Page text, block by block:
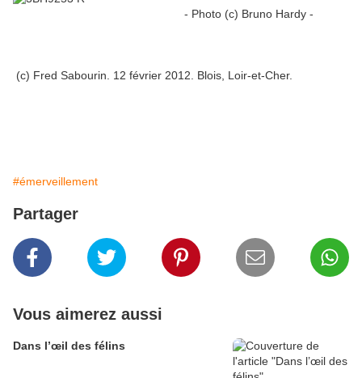
- Photo (c) Bruno Hardy -
(c) Fred Sabourin. 12 février 2012. Blois, Loir-et-Cher.
#émerveillement
Partager
Vous aimerez aussi
Dans l’œil des félins